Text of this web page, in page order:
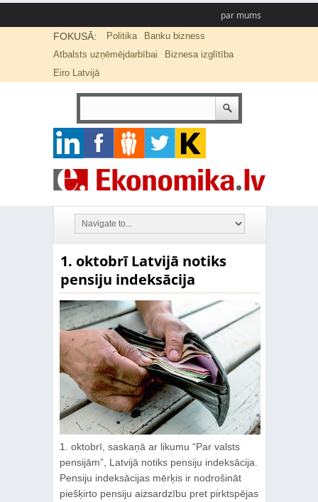
par mums
FOKUSĀ: Politika
Banku bizness
Atbalsts uzņēmējdarbībai
Biznesa izglītība
Eiro Latvijā
1. oktobrī Latvijā notiks
pensiju indeksācija
1. oktobrī, saskaņā ar likumu “Par valsts
pensijām”, Latvijā notiks pensiju indeksācija.
Pensiju indeksācijas mērķis ir nodrošināt
piešķirto pensiju aizsardzību pret pirktspējas